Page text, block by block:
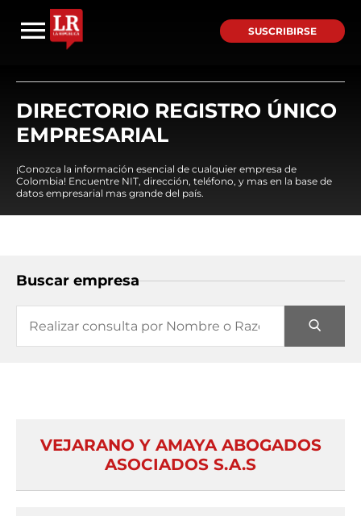
SUSCRIBIRSE
DIRECTORIO REGISTRO ÚNICO
EMPRESARIAL
¡Conozca la información esencial de cualquier empresa de
Colombia! Encuentre NIT, dirección, teléfono, y mas en la base de
datos empresarial mas grande del país.
Buscar empresa
VEJARANO Y AMAYA ABOGADOS
ASOCIADOS S.A.S